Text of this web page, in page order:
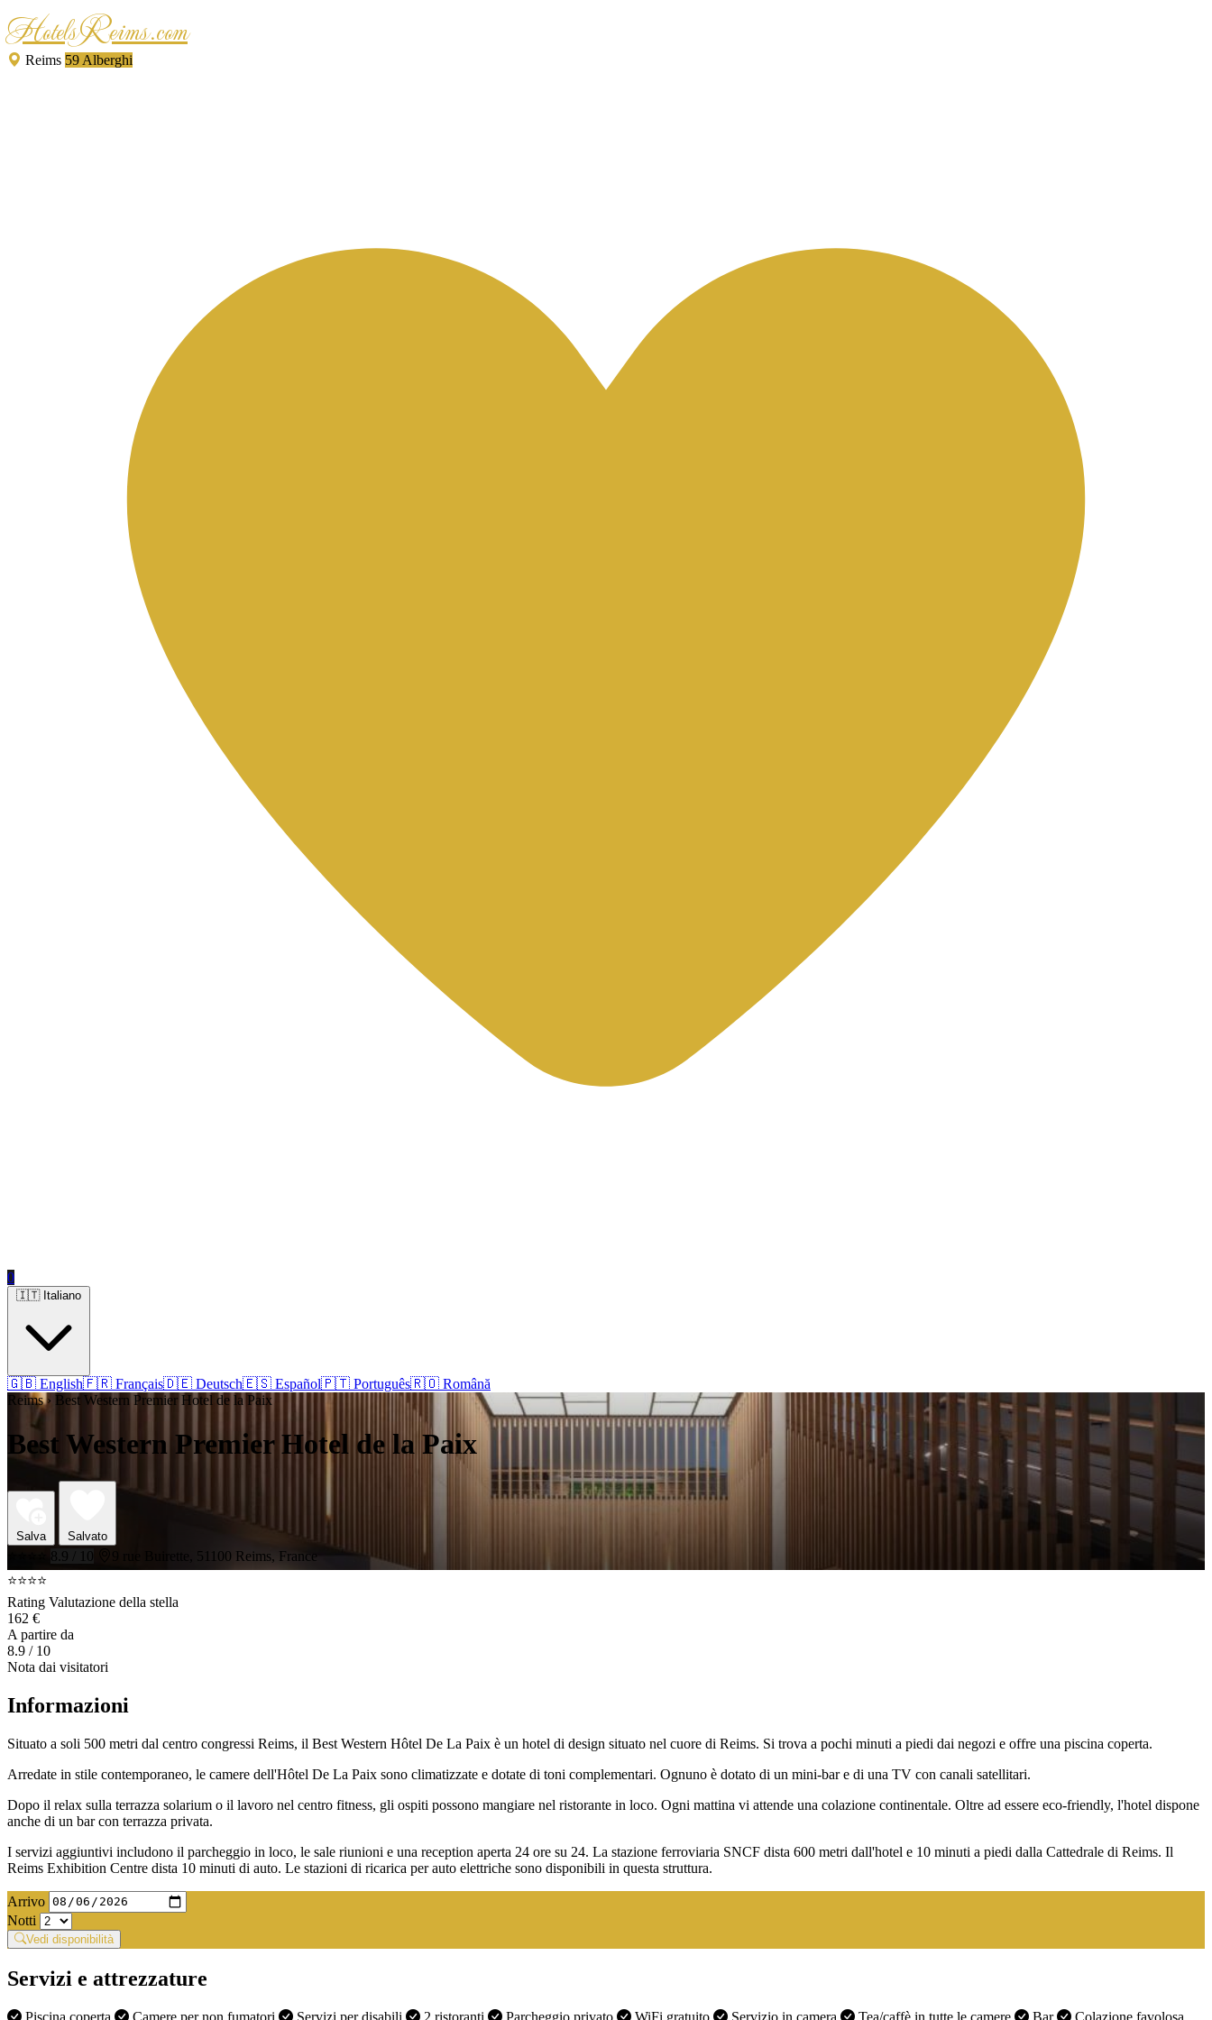
HotelsReims.com
Reims 59 Alberghi
0
🇬🇧 English🇫🇷 Français🇩🇪 Deutsch🇪🇸 Español🇵🇹 Português🇷🇴 Română
Reims › Best Western Premier Hotel de la Paix
Best Western Premier Hotel de la Paix
Salva Salvato
8.9 / 10
9 rue Buirette, 51100 Reims, France
⭐⭐⭐⭐
Rating Valutazione della stella
162 €
A partire da
8.9 / 10
Nota dai visitatori
Informazioni
Situato a soli 500 metri dal centro congressi Reims, il Best Western Hôtel De La Paix è un hotel di design situato nel cuore di Reims. Si trova a pochi minuti a piedi dai negozi e offre una piscina coperta.
Arredate in stile contemporaneo, le camere dell'Hôtel De La Paix sono climatizzate e dotate di toni complementari. Ognuno è dotato di un mini-bar e di una TV con canali satellitari.
Dopo il relax sulla terrazza solarium o il lavoro nel centro fitness, gli ospiti possono mangiare nel ristorante in loco. Ogni mattina vi attende una colazione continentale. Oltre ad essere eco-friendly, l'hotel dispone
anche di un bar con terrazza privata.
I servizi aggiuntivi includono il parcheggio in loco, le sale riunioni e una reception aperta 24 ore su 24. La stazione ferroviaria SNCF dista 600 metri dall'hotel e 10 minuti a piedi dalla Cattedrale di Reims. Il
Reims Exhibition Centre dista 10 minuti di auto. Le stazioni di ricarica per auto elettriche sono disponibili in questa struttura.
Arrivo
Notti
Vedi disponibilità
Servizi e attrezzature
Piscina coperta Camere per non fumatori Servizi per disabili 2 ristoranti Parcheggio privato WiFi gratuito Servizio in camera Tea/caffè in tutte le camere Bar Colazione favolosa